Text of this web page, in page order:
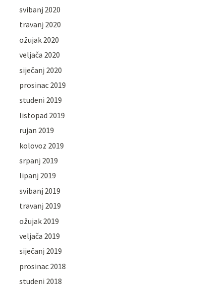
svibanj 2020
travanj 2020
ožujak 2020
veljača 2020
siječanj 2020
prosinac 2019
studeni 2019
listopad 2019
rujan 2019
kolovoz 2019
srpanj 2019
lipanj 2019
svibanj 2019
travanj 2019
ožujak 2019
veljača 2019
siječanj 2019
prosinac 2018
studeni 2018